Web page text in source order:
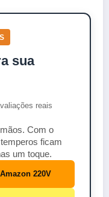
sua
reais
Com o
ficam
um toque.
Amazon 220V